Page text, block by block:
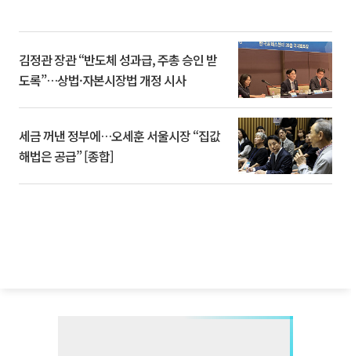
김정관 장관 “반도체 성과급, 주총 승인 받
도록”…상법·자본시장법 개정 시사
세금 꺼낸 정부에…오세훈 서울시장 “집값
해법은 공급” [종합]